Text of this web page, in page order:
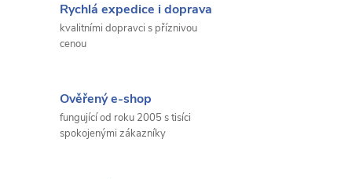
Rychlá expedice i doprava
kvalitními dopravci s příznivou
cenou
Ověřený e-shop
fungující od roku 2005 s tisíci
spokojenými zákazníky